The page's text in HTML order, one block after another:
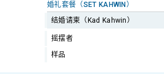
婚礼套餐（SET KAHWIN）
结婚请柬（Kad Kahwin）
摇摆者
样品